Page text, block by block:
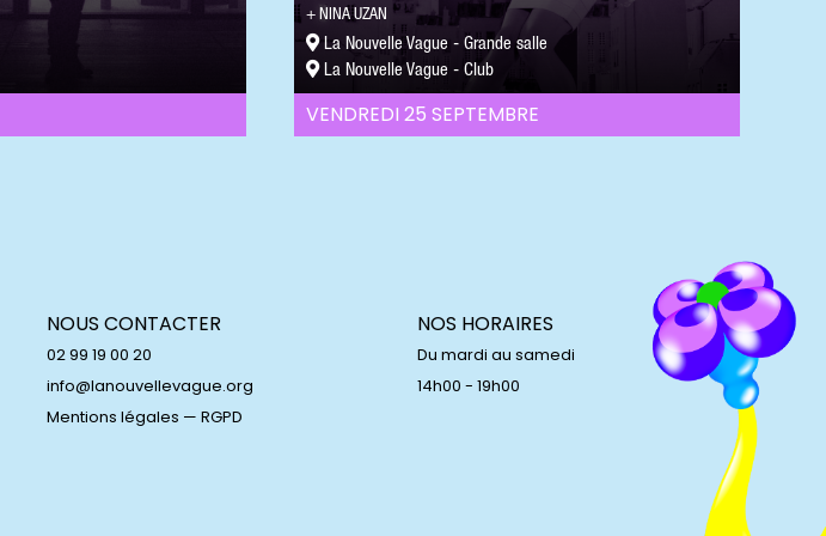
VENDREDI 25 SEPTEMBRE
NINA UZAN
La Nouvelle Vague - Grande salle
La Nouvelle Vague - Club
NOUS CONTACTER
02 99 19 00 20
info@lanouvellevague.org
Mentions légales — RGPD
NOS HORAIRES
Du mardi au samedi
14h00 - 19h00